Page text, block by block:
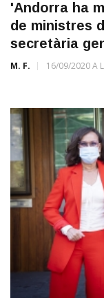
'Andorra ha
de ministres
secretària
M. F. 16/09/2020 A